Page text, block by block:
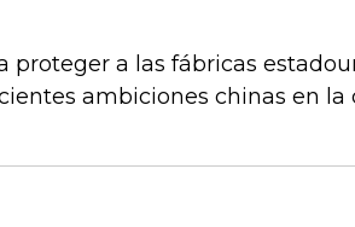
proteger a las fábricas
ambiciones chinas en la